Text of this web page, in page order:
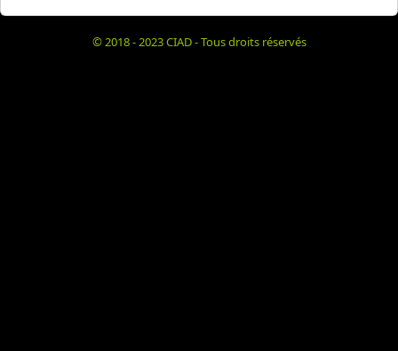
© 2018 - 2023 CIAD - Tous droits réservés